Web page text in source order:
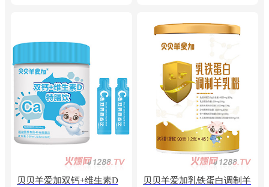
贝贝羊爱加双钙+维生素D
贝贝羊爱加乳铁蛋白调制羊